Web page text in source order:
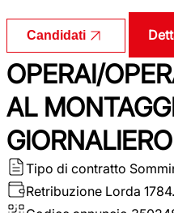
Candidati
OPERAI/
AL
Tipo di contratto
Retribuzione Lorda